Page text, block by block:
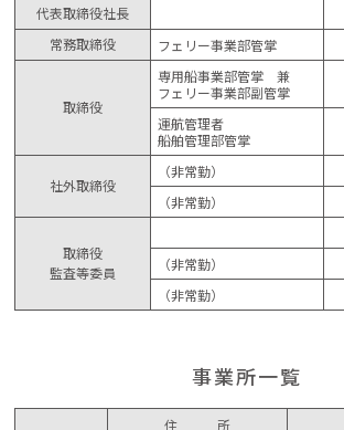
代表取締役社長
常務取締役
フェリー事業部管掌
取締役
専用船事業部管掌 兼
フェリー事業部副管掌
運航管理者
船舶管理部管掌
社外取締役
（非常勤）
（非常勤）
取締役
監査等委員
（非常勤）
（非常勤）
事業所一覧
住 所